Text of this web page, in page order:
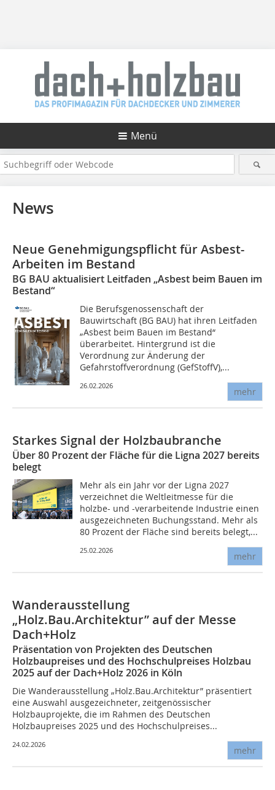
Menü
News
Neue Genehmigungspflicht für Asbest-
Arbeiten im Bestand
BG BAU aktualisiert Leitfaden „Asbest beim Bauen im
Bestand“
Die Berufsgenossenschaft der
Bauwirtschaft (BG BAU) hat ihren Leitfaden
„Asbest beim Bauen im Bestand“
überarbeitet. Hintergrund ist die
Verordnung zur Änderung der
Gefahrstoffverordnung (GefStoffV),...
26.02.2026
mehr
Starkes Signal der Holzbaubranche
Über 80 Prozent der Fläche für die Ligna 2027 bereits
belegt
Mehr als ein Jahr vor der Ligna 2027
verzeichnet die Weltleitmesse für die
holzbe- und -verarbeitende Industrie einen
ausgezeichneten Buchungsstand. Mehr als
80 Prozent der Fläche sind bereits belegt,...
25.02.2026
mehr
Wanderausstellung
„Holz.Bau.Architektur” auf der Messe
Dach+Holz
Präsentation von Projekten des Deutschen
Holzbaupreises und des Hochschulpreises Holzbau
2025 auf der Dach+Holz 2026 in Köln
Die Wanderausstellung „Holz.Bau.Architektur” präsentiert
eine Auswahl ausgezeichneter, zeitgenössischer
Holzbauprojekte, die im Rahmen des Deutschen
Holzbaupreises 2025 und des Hochschulpreises...
24.02.2026
mehr